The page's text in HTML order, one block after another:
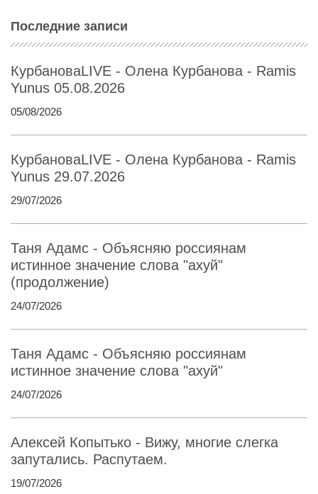
Последние записи
КурбановаLIVE - Олена Курбанова - Ramis
Yunus 05.08.2026
05/08/2026
КурбановаLIVE - Олена Курбанова - Ramis
Yunus 29.07.2026
29/07/2026
Таня Адамс - Объясняю россиянам
истинное значение слова "ахуй"
(продолжение)
24/07/2026
Таня Адамс - Объясняю россиянам
истинное значение слова "ахуй"
24/07/2026
Алексей Копытько - Вижу, многие слегка
запутались. Распутаем.
19/07/2026